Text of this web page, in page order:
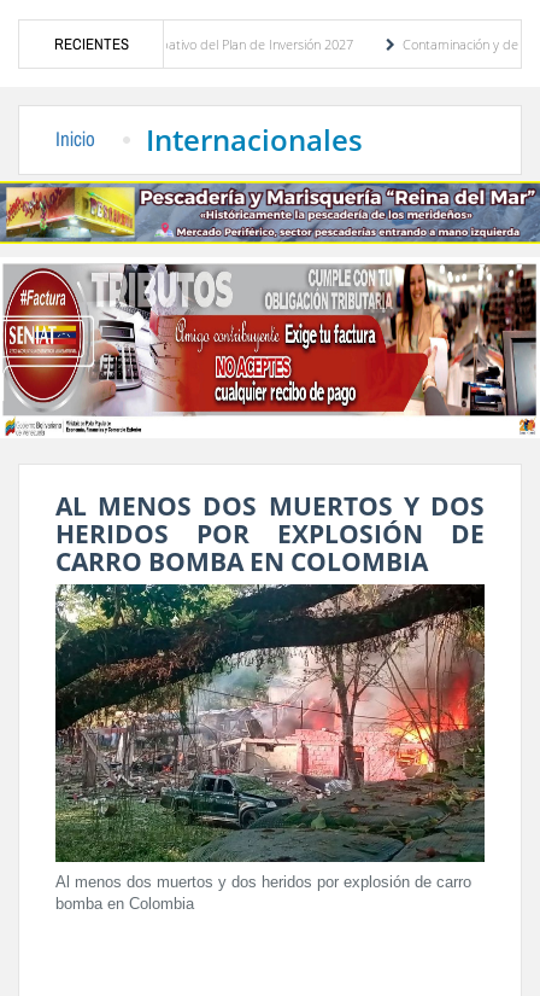
RECIENTES
participativo del Plan de Inversión 2027
Contaminación y
Inicio Internacionales
AL MENOS DOS MUERTOS Y DOS
HERIDOS POR EXPLOSIÓN DE
CARRO BOMBA EN COLOMBIA
Al menos dos muertos y dos heridos por explosión de carro
bomba en Colombia